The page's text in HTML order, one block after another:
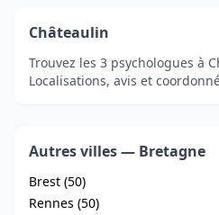
Châteaulin
Trouvez les 3 psychologues à
Localisations, avis et
Autres villes — Bretagne
Brest (50)
Rennes (50)